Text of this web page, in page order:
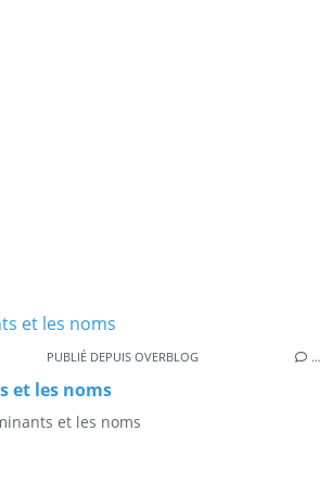
PUBLIÉ DEPUIS OVERBLOG …
et les noms
et les noms